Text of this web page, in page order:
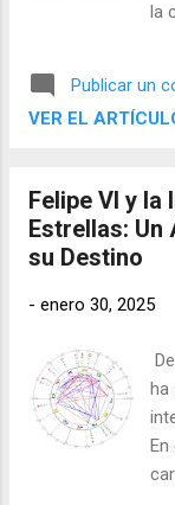
la
Publicar un
VER EL
Felipe VI y la
Estrellas:
su Destino
- enero 30, 2025
ha
En